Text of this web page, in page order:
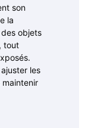
son
la
objets
tout
les